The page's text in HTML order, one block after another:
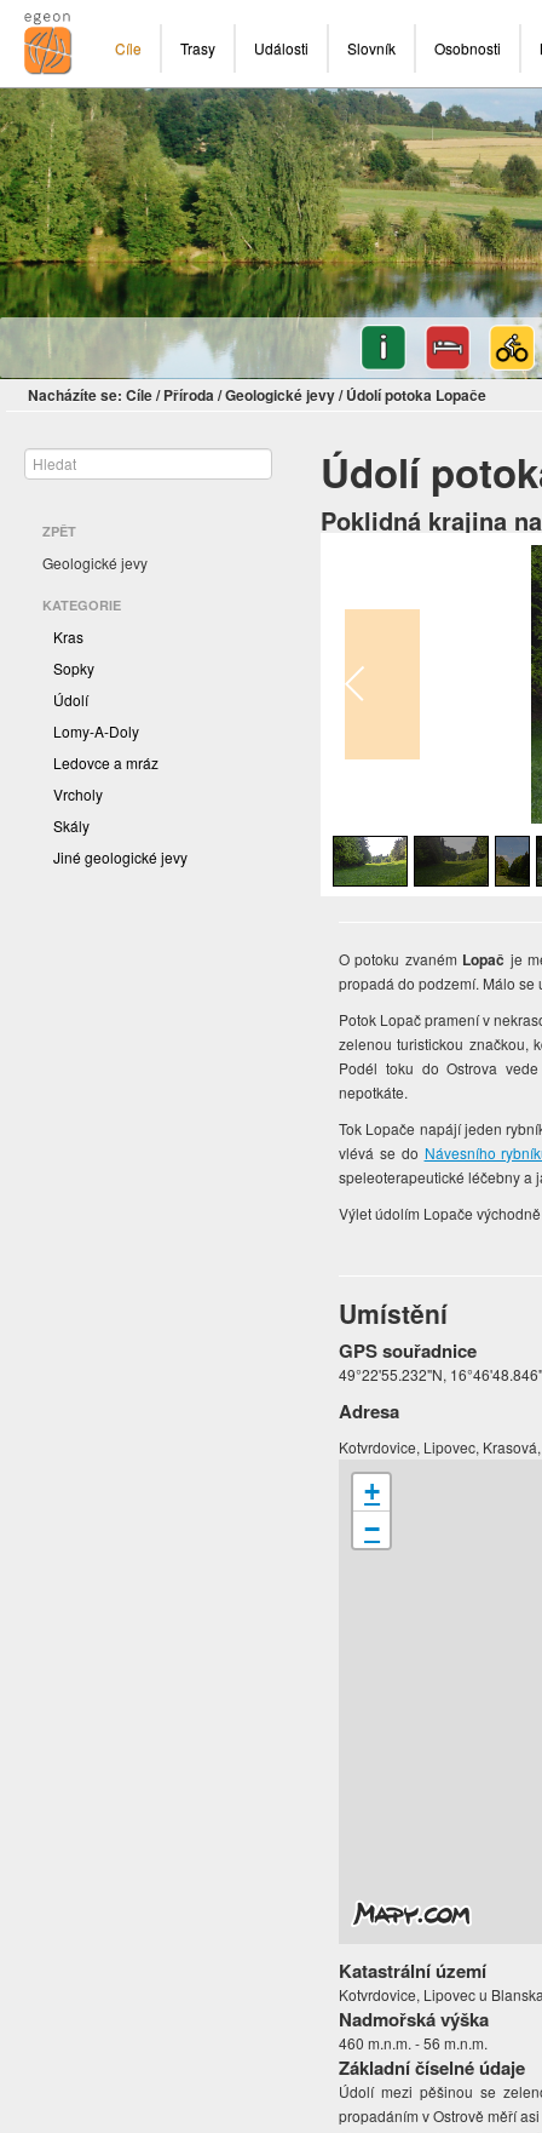
Cíle Trasy Události Slovník Osobnosti
Nacházíte se: Cíle/ Příroda/Geologické jevy/ Údolí potoka Lopače
ZPĚT
Geologické jevy
KATEGORIE
Kras
Sopky
Údolí
Lomy-A-Doly
Ledovce a mráz
Vrcholy
Skály
Jiné geologické jevy
Údolí
Poklidná krajina
O potoku zvaném Lopač je
propadá do podzemí. Málo se
Potok Lopač pramení v
zelenou turistickou značkou,
Podél toku do Ostrova
nepotkáte.
Tok Lopače napájí jeden
vlévá se do Návesního
speleoterapeutické léčebny a
Výlet údolím Lopače
Umístění
GPS souřadnice
49°22'55.232"N,
Adresa
Kotvrdovice, Lipovec,
+
−
Katastrální území
Kotvrdovice, Lipovec u
Nadmořská výška
460 m.n.m. - 56 m.n.m.
Základní číselné údaje
Údolí mezi pěšinou se
propadáním v Ostrově měří